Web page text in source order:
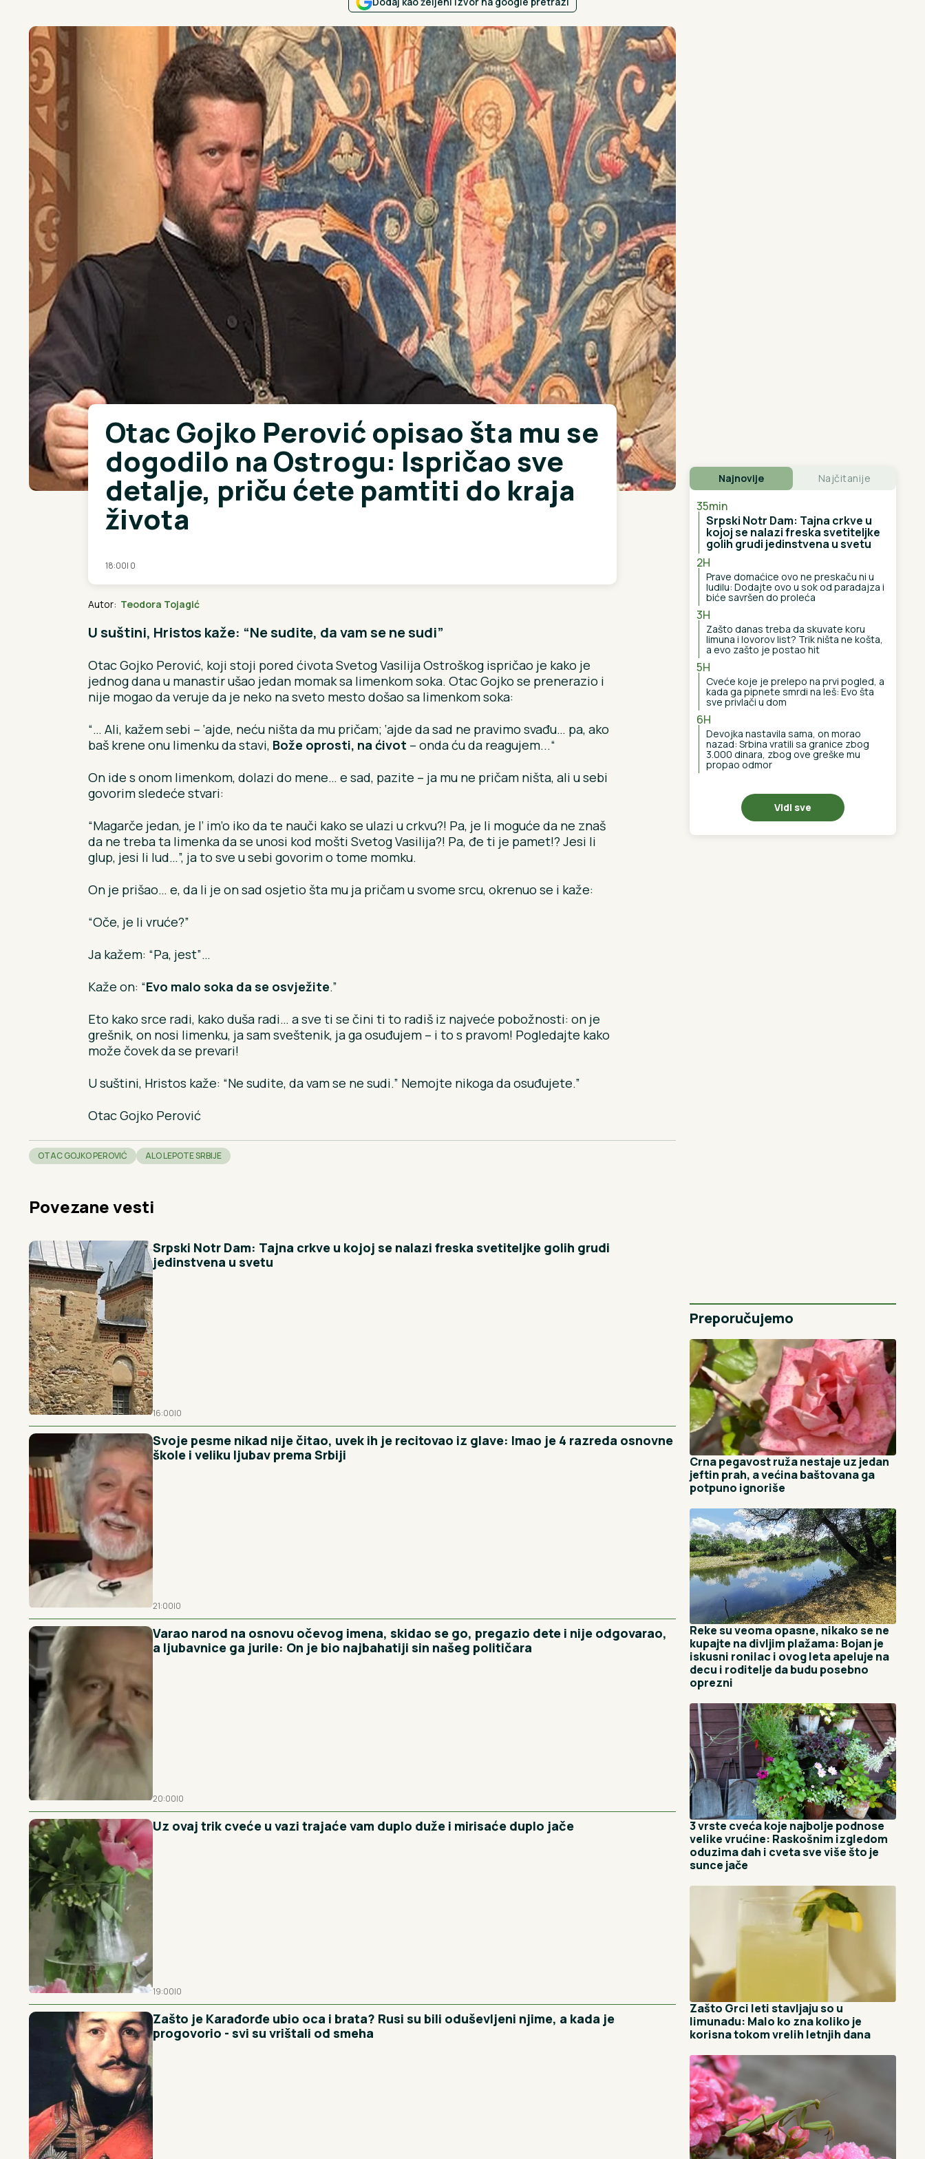
Otac Gojko Perović opisao šta mu se
dogodilo na Ostrogu: Ispričao sve
detalje, priču ćete pamtiti do kraja
života
18:00| 0
Autor: Teodora Tojagić
U suštini, Hristos kaže: “Ne sudite, da vam se ne sudi”
Otac Gojko Perović, koji stoji pored ćivota Svetog Vasilija Ostroškog ispričao je kako je
jednog dana u manastir ušao jedan momak sa limenkom soka. Otac Gojko se prenerazio i
nije mogao da veruje da je neko na sveto mesto došao sa limenkom soka:
“… Ali, kažem sebi – ‘ajde, neću ništa da mu pričam; ‘ajde da sad ne pravimo svađu… pa, ako
baš krene onu limenku da stavi, Bože oprosti, na ćivot – onda ću da reagujem...“
On ide s onom limenkom, dolazi do mene… e sad, pazite – ja mu ne pričam ništa, ali u sebi
govorim sledeće stvari:
“Magarče jedan, je l’ im’o iko da te nauči kako se ulazi u crkvu?! Pa, je li moguće da ne znaš
da ne treba ta limenka da se unosi kod mošti Svetog Vasilija?! Pa, đe ti je pamet!? Jesi li
glup, jesi li lud…”, ja to sve u sebi govorim o tome momku.
On je prišao… e, da li je on sad osjetio šta mu ja pričam u svome srcu, okrenuo se i kaže:
“Oče, je li vruće?”
Ja kažem: “Pa, jest”…
Kaže on: “Evo malo soka da se osvježite.”
Eto kako srce radi, kako duša radi… a sve ti se čini ti to radiš iz najveće pobožnosti: on je
grešnik, on nosi limenku, ja sam sveštenik, ja ga osuđujem – i to s pravom! Pogledajte kako
može čovek da se prevari!
U suštini, Hristos kaže: “Ne sudite, da vam se ne sudi.” Nemojte nikoga da osuđujete.”
Otac Gojko Perović
OTAC GOJKO PEROVIĆ ALO LEPOTE SRBIJE
Povezane vesti
Srpski Notr Dam: Tajna crkve u kojoj se nalazi freska svetiteljke golih grudi
jedinstvena u svetu
16:00|0
Svoje pesme nikad nije čitao, uvek ih je recitovao iz glave: Imao je 4 razreda osnovne
škole i veliku ljubav prema Srbiji
21:00|0
Varao narod na osnovu očevog imena, skidao se go, pregazio dete i nije odgovarao,
a ljubavnice ga jurile: On je bio najbahatiji sin našeg političara
20:00|0
Uz ovaj trik cveće u vazi trajaće vam duplo duže i mirisaće duplo jače
19:00|0
Zašto je Karađorđe ubio oca i brata? Rusi su bili oduševljeni njime, a kada je
progovorio - svi su vrištali od smeha
Najnovije Najčitanije
35min
Srpski Notr Dam: Tajna crkve u
kojoj se nalazi freska svetiteljke
golih grudi jedinstvena u svetu
2H
Prave domaćice ovo ne preskaču ni u
ludilu: Dodajte ovo u sok od paradajza i
biće savršen do proleća
3H
Zašto danas treba da skuvate koru
limuna i lovorov list? Trik ništa ne košta,
a evo zašto je postao hit
5H
Cveće koje je prelepo na prvi pogled, a
kada ga pipnete smrdi na leš: Evo šta
sve privlači u dom
6H
Devojka nastavila sama, on morao
nazad: Srbina vratili sa granice zbog
3.000 dinara, zbog ove greške mu
propao odmor
Vidi sve
Preporučujemo
Crna pegavost ruža nestaje uz jedan
jeftin prah, a većina baštovana ga
potpuno ignoriše
Reke su veoma opasne, nikako se ne
kupajte na divljim plažama: Bojan je
iskusni ronilac i ovog leta apeluje na
decu i roditelje da budu posebno
oprezni
3 vrste cveća koje najbolje podnose
velike vrućine: Raskošnim izgledom
oduzima dah i cveta sve više što je
sunce jače
Zašto Grci leti stavljaju so u
limunadu: Malo ko zna koliko je
korisna tokom vrelih letnjih dana